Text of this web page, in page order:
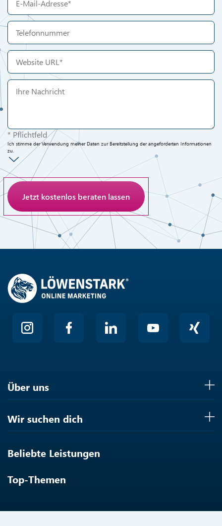
* Pflichtfeld
Ich stimme der Verwendung meiner Daten zur Bereitstellung der angeforderten Informationen
zu.
Anti-Roboter-Verifizierung
Hier klicken
Über uns
Wir suchen dich
Beliebte Leistungen
Top-Themen